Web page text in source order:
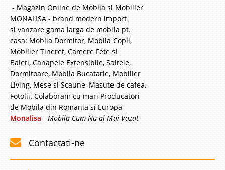
- Magazin Online de Mobila si Mobilier
MONALISA - brand modern import
si vanzare gama larga de mobila pt.
casa: Mobila Dormitor, Mobila Copii,
Mobilier Tineret, Camere Fete si
Baieti, Canapele Extensibile, Saltele,
Dormitoare, Mobila Bucatarie, Mobilier
Living, Mese si Scaune, Masute de cafea,
Fotolii. Colaboram cu mari Producatori
de Mobila din Romania si Europa
Monalisa - Mobila Cum Nu ai Mai Vazut
Contactati-ne